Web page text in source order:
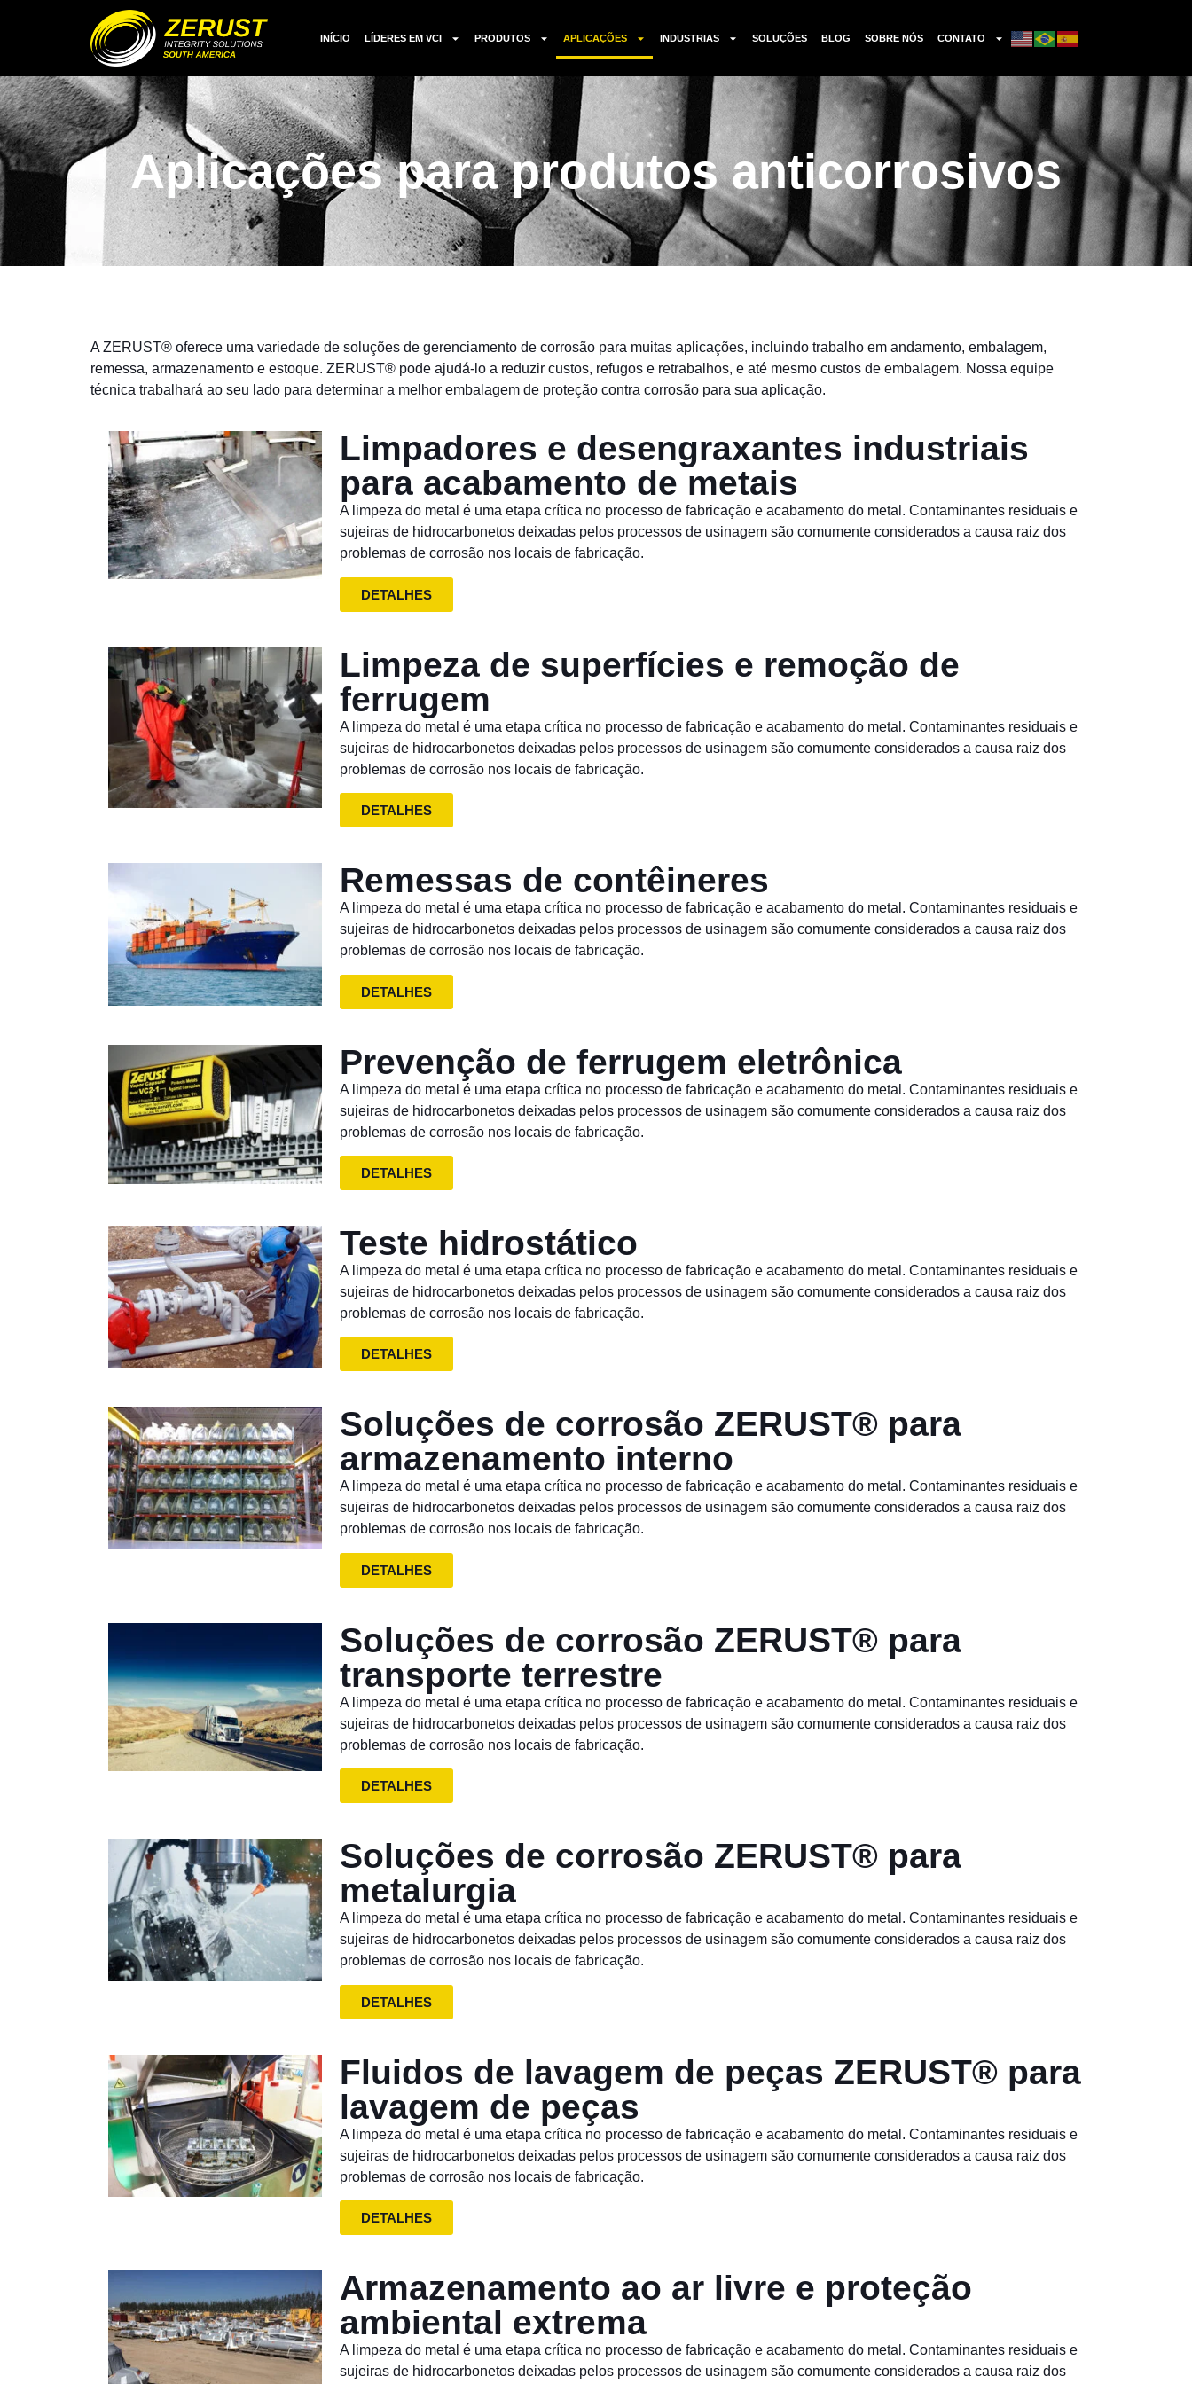
INÍCIO LÍDERES EM VCI PRODUTOS APLICAÇÕES INDUSTRIAS SOLUÇÕES BLOG SOBRE NÓS CONTATO
Aplicações para produtos anticorrosivos
A ZERUST® oferece uma variedade de soluções de gerenciamento de corrosão para muitas aplicações, incluindo trabalho em andamento, embalagem,
remessa, armazenamento e estoque. ZERUST® pode ajudá-lo a reduzir custos, refugos e retrabalhos, e até mesmo custos de embalagem. Nossa equipe
técnica trabalhará ao seu lado para determinar a melhor embalagem de proteção contra corrosão para sua aplicação.
Limpadores e desengraxantes industriais
para acabamento de metais
A limpeza do metal é uma etapa crítica no processo de fabricação e acabamento do metal. Contaminantes residuais e
sujeiras de hidrocarbonetos deixadas pelos processos de usinagem são comumente considerados a causa raiz dos
problemas de corrosão nos locais de fabricação.
DETALHES
Limpeza de superfícies e remoção de
ferrugem
A limpeza do metal é uma etapa crítica no processo de fabricação e acabamento do metal. Contaminantes residuais e
sujeiras de hidrocarbonetos deixadas pelos processos de usinagem são comumente considerados a causa raiz dos
problemas de corrosão nos locais de fabricação.
DETALHES
Remessas de contêineres
A limpeza do metal é uma etapa crítica no processo de fabricação e acabamento do metal. Contaminantes residuais e
sujeiras de hidrocarbonetos deixadas pelos processos de usinagem são comumente considerados a causa raiz dos
problemas de corrosão nos locais de fabricação.
DETALHES
Prevenção de ferrugem eletrônica
A limpeza do metal é uma etapa crítica no processo de fabricação e acabamento do metal. Contaminantes residuais e
sujeiras de hidrocarbonetos deixadas pelos processos de usinagem são comumente considerados a causa raiz dos
problemas de corrosão nos locais de fabricação.
DETALHES
Teste hidrostático
A limpeza do metal é uma etapa crítica no processo de fabricação e acabamento do metal. Contaminantes residuais e
sujeiras de hidrocarbonetos deixadas pelos processos de usinagem são comumente considerados a causa raiz dos
problemas de corrosão nos locais de fabricação.
DETALHES
Soluções de corrosão ZERUST® para
armazenamento interno
A limpeza do metal é uma etapa crítica no processo de fabricação e acabamento do metal. Contaminantes residuais e
sujeiras de hidrocarbonetos deixadas pelos processos de usinagem são comumente considerados a causa raiz dos
problemas de corrosão nos locais de fabricação.
DETALHES
Soluções de corrosão ZERUST® para
transporte terrestre
A limpeza do metal é uma etapa crítica no processo de fabricação e acabamento do metal. Contaminantes residuais e
sujeiras de hidrocarbonetos deixadas pelos processos de usinagem são comumente considerados a causa raiz dos
problemas de corrosão nos locais de fabricação.
DETALHES
Soluções de corrosão ZERUST® para
metalurgia
A limpeza do metal é uma etapa crítica no processo de fabricação e acabamento do metal. Contaminantes residuais e
sujeiras de hidrocarbonetos deixadas pelos processos de usinagem são comumente considerados a causa raiz dos
problemas de corrosão nos locais de fabricação.
DETALHES
Fluidos de lavagem de peças ZERUST® para
lavagem de peças
A limpeza do metal é uma etapa crítica no processo de fabricação e acabamento do metal. Contaminantes residuais e
sujeiras de hidrocarbonetos deixadas pelos processos de usinagem são comumente considerados a causa raiz dos
problemas de corrosão nos locais de fabricação.
DETALHES
Armazenamento ao ar livre e proteção
ambiental extrema
A limpeza do metal é uma etapa crítica no processo de fabricação e acabamento do metal. Contaminantes residuais e
sujeiras de hidrocarbonetos deixadas pelos processos de usinagem são comumente considerados a causa raiz dos